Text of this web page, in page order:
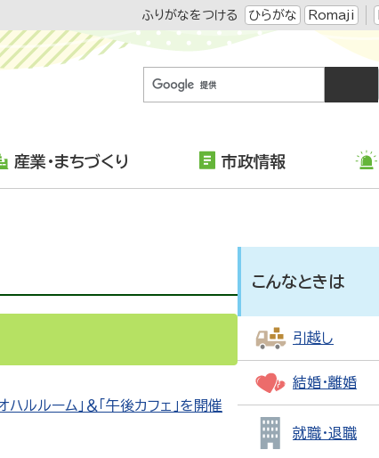
ふりがなをつける ひらがな Romaji
産業・まちづくり 市政情報
ルーム」＆「午後カフェ」を開催
こんなときは
引越し
結婚・離婚
就職・退職